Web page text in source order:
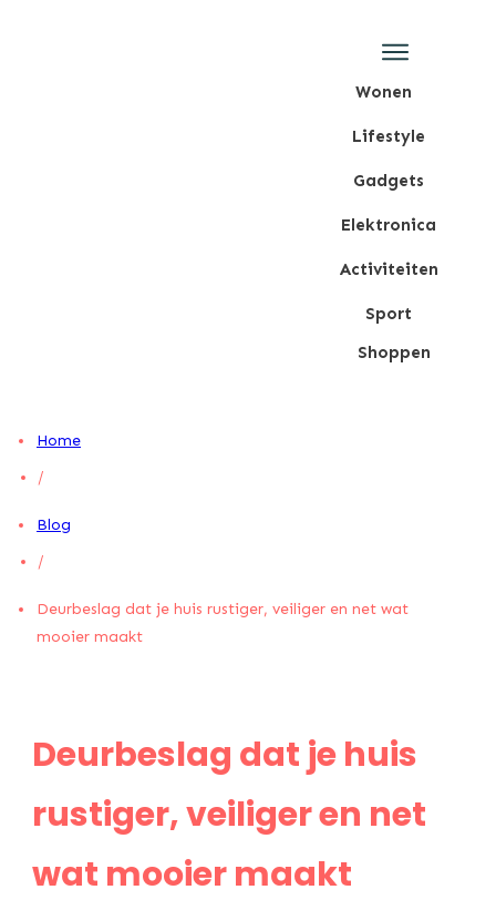
Wonen
Lifestyle
Gadgets
Elektronica
Activiteiten
Sport
Shoppen
Home
/
Blog
/
Deurbeslag dat je huis rustiger, veiliger en net wat
mooier maakt
Deurbeslag dat je huis
rustiger, veiliger en net
wat mooier maakt